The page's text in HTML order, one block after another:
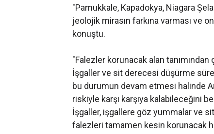
"Pamukkale, Kapadokya, Niagara
jeolojik mirasın farkına varması ve
konuştu.
"Falezler korunacak alan tanımından
İşgaller ve sit derecesi düşürme
bu durumun devam etmesi halinde
riskiyle karşı karşıya kalabileceğini
İşgaller, işgallere göz yummalar ve
falezleri tamamen kesin korunacak